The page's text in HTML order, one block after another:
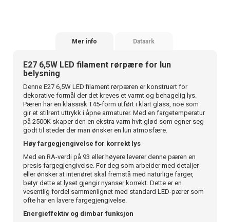
Mer info Dataark
E27 6,5W LED filament rørpære for lun
belysning
Denne E27 6,5W LED filament rørpæren er konstruert for
dekorative formål der det kreves et varmt og behagelig lys.
Pæren har en klassisk T45-form utført i klart glass, noe som
gir et stilrent uttrykk i åpne armaturer. Med en fargetemperatur
på 2500K skaper den en ekstra varm hvit glød som egner seg
godt til steder der man ønsker en lun atmosfære.
Høy fargegjengivelse for korrekt lys
Med en RA-verdi på 93 eller høyere leverer denne pæren en
presis fargegjengivelse. For deg som arbeider med detaljer
eller ønsker at interiøret skal fremstå med naturlige farger,
betyr dette at lyset gjengir nyanser korrekt. Dette er en
vesentlig fordel sammenlignet med standard LED-pærer som
ofte har en lavere fargegjengivelse.
Energieffektiv og dimbar funksjon